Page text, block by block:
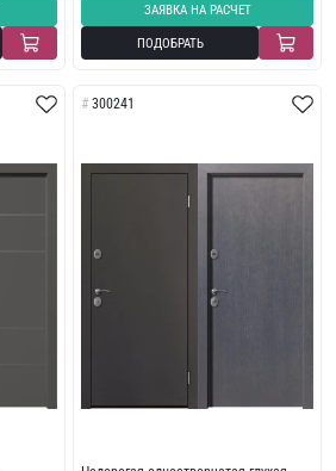
ЗАЯВКА НА РАСЧЕТ
ПОДОБРАТЬ
300241